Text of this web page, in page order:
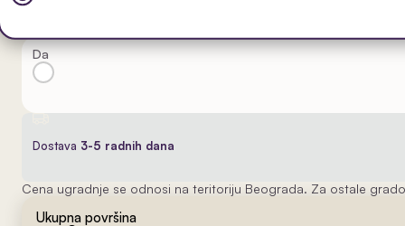
Da
Dostava 3-5 radnih dana
Cena ugradnje se odnosi na teritoriju Beograda. Za ostale
Ukupna površina